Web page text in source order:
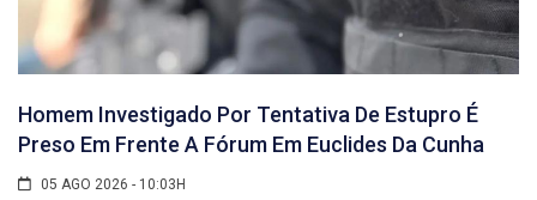
Homem Investigado Por Tentativa De Estupro É
Preso Em Frente A Fórum Em Euclides Da Cunha
05 AGO 2026 - 10:03H